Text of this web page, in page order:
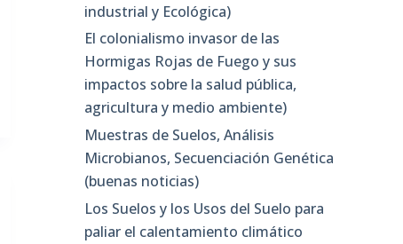
industrial y Ecológica)
El colonialismo invasor de las
Hormigas Rojas de Fuego y sus
impactos sobre la salud pública,
agricultura y medio ambiente)
Muestras de Suelos, Análisis
Microbianos, Secuenciación Genética
(buenas noticias)
Los Suelos y los Usos del Suelo para
paliar el calentamiento climático